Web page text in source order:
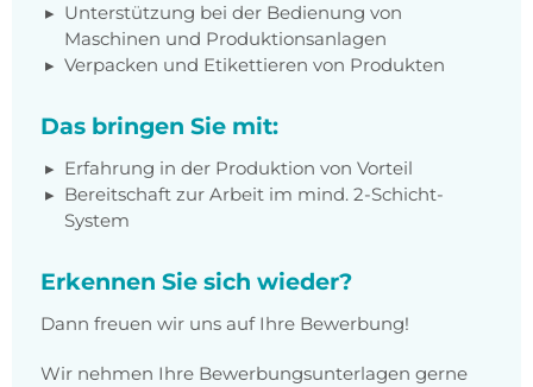
Unterstützung bei der Bedienung von
Maschinen und Produktionsanlagen
Verpacken und Etikettieren von Produkten
Das bringen Sie mit:
Erfahrung in der Produktion von Vorteil
Bereitschaft zur Arbeit im mind. 2-Schicht-
System
Erkennen Sie sich wieder?
Dann freuen wir uns auf Ihre Bewerbung!
Wir nehmen Ihre Bewerbungsunterlagen gerne